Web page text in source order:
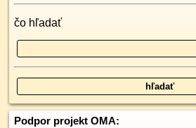
čo hľadať
Podpor projekt OMA: